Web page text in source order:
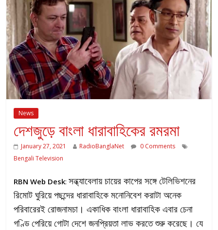
News
দেশজুড়ে বাংলা ধারাবাহিকের রমরমা
January 27, 2021 RadioBanglaNet
0 Comments
Bengali Television
RBN Web Desk:সন্ধ্যাবেলায় চায়ের কাপের সঙ্গে টেলিভিশনের
রিমোট ঘুরিয়ে পছন্দের ধারাবাহিকে মনোনিবেশ করাটা অনেক
পরিবারেরই রোজনামচা। একাধিক বাংলা ধারাবাহিক এবার চেনা
গণ্ডি পেরিয়ে গোটা দেশে জনপ্রিয়তা লাভ করতে শুরু করেছে। যে